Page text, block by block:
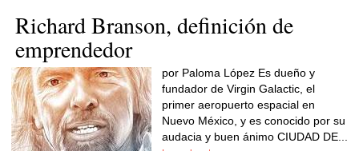
Richard Branson, definición de
emprendedor
por Paloma López Es dueño y
fundador de Virgin Galactic, el
primer aeropuerto espacial en
Nuevo México, y es conocido por su
audacia y buen ánimo CIUDAD DE...